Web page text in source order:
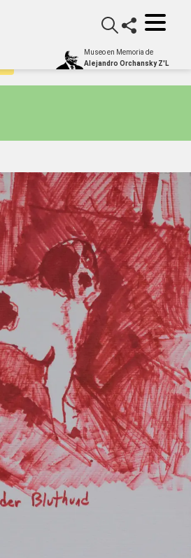
Museo en Memoria de
Alejandro Orchansky Z'L